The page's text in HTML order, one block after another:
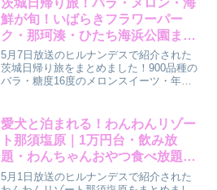
茨城日帰り旅！バラ・メロン・海
鮮が旬！いばらきフラワーパー
ク・那珂湊・ひたち海浜公園まと
め【ヒルナンデス】【5月7日放
送】
5月7日放送のヒルナンデスで紹介された
茨城日帰り旅をまとめました！900品種の
バラ・糖度16度のメロンスイーツ・年間
愛犬と泊まれる！わんわんリゾー
ト那須塩原｜1万円台・飲み放
題・わんちゃんおやつ食べ放題ま
で【ヒルナンデス】【5月1日放
5月1日放送のヒルナンデスで紹介された